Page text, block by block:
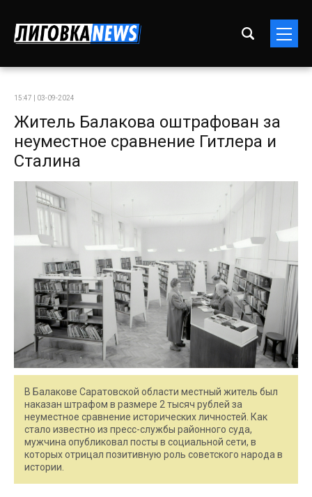
15:47 | 03-09-2024
Житель Балакова оштрафован за
неуместное сравнение Гитлера и
Сталина
В Балакове Саратовской области местный житель был
наказан штрафом в размере 2 тысяч рублей за
неуместное сравнение исторических личностей. Как
стало известно из пресс-службы районного суда,
мужчина опубликовал посты в социальной сети, в
которых отрицал позитивную роль советского народа в
истории.